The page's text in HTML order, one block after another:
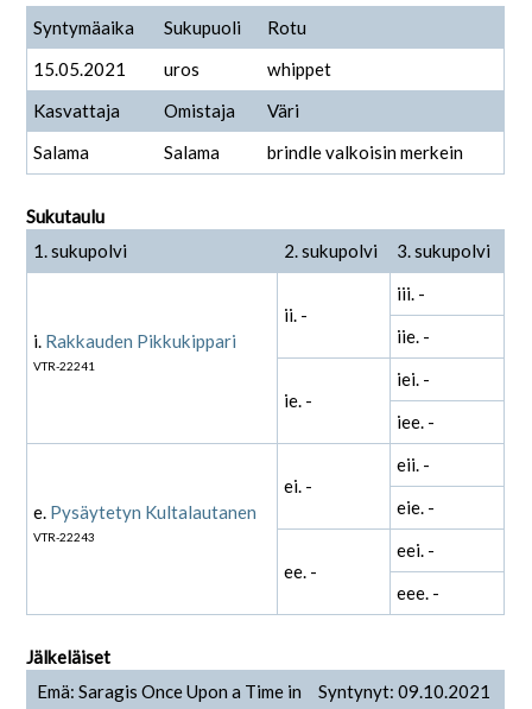
Syntymäaika Sukupuoli
Rotu
15.05.2021
uros
whippet
Kasvattaja
Omistaja
Väri
Salama
Salama brindle valkoisin merkein
Sukutaulu
1. sukupolvi
2. sukupolvi 3. sukupolvi
i. Rakkauden Pikkukippari
VTR-22241
ii. -
iii. -
iie. -
ie. -
iei. -
iee. -
e. Pysäytetyn Kultalautanen
VTR-22243
ei. -
eii. -
eie. -
ee. -
eei. -
eee. -
Jälkeläiset
Emä: Saragis Once Upon a Time in
Syntynyt: 09.10.2021